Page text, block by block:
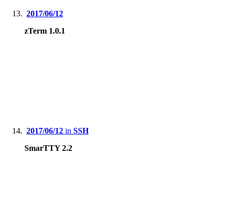
2017/06/12
zTerm 1.0.1
2017/06/12 in SSH
SmarTTY 2.2